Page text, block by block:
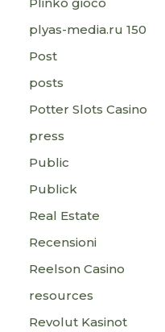
plyas-media.ru 150
Post
posts
Potter Slots Casino
press
Public
Publick
Real Estate
Recensioni
Reelson Casino
resources
Revolut Kasinot